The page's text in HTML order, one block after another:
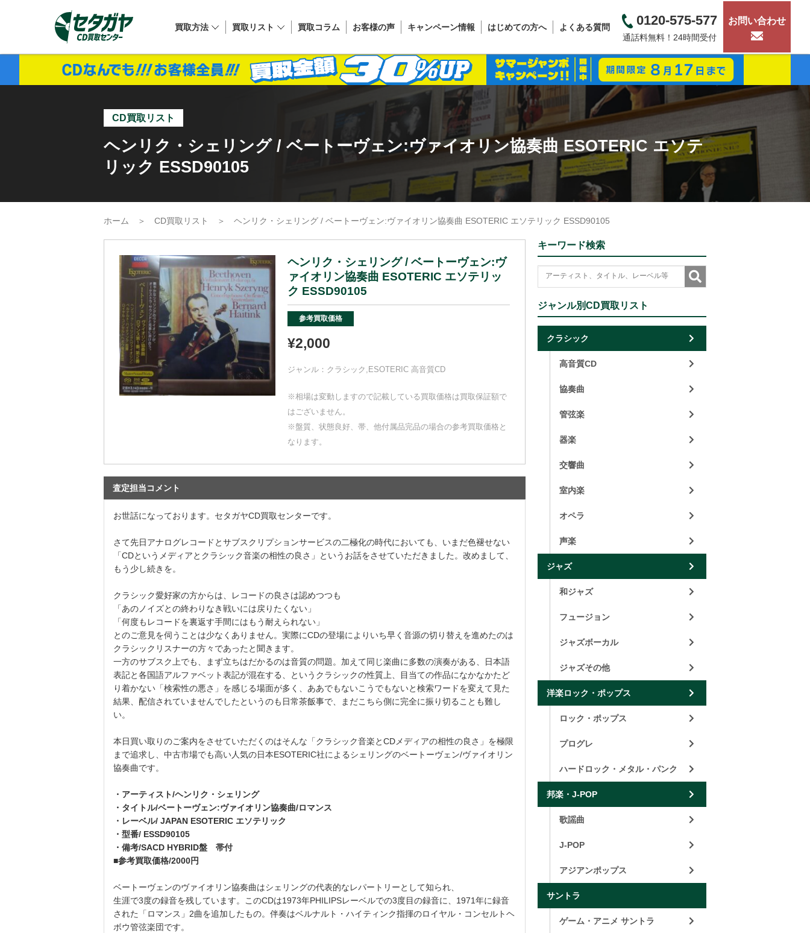
買取方法 買取リスト 買取コラム お客様の声 キャンペーン情報 はじめての方へ よくある質問 0120-575-577
通話料無料！24時間受付
お問い合わせ
CD買取リスト
ヘンリク・シェリング / ベートーヴェン:ヴァイオリン協奏曲 ESOTERIC エソテ
リック ESSD90105
ホーム ＞ CD買取リスト ＞ ヘンリク・シェリング / ベートーヴェン:ヴァイオリン協奏曲 ESOTERIC エソテリック ESSD90105
ヘンリク・シェリング / ベートーヴェン:ヴ
ァイオリン協奏曲 ESOTERIC エソテリッ
ク ESSD90105
参考買取価格
¥2,000
ジャンル： クラシック , ESOTERIC 高音質CD
※相場は変動しますので記載している買取価格は買取保証額で
はございません。
※盤質、状態良好、帯、他付属品完品の場合の参考買取価格と
なります。
査定担当コメント
お世話になっております。セタガヤCD買取センターです。
さて先日アナログレコードとサブスクリプションサービスの二極化の時代においても、いまだ色褪せない
「CDというメディアとクラシック音楽の相性の良さ」というお話をさせていただきました。改めまして、
もう少し続きを。
クラシック愛好家の方からは、レコードの良さは認めつつも
「あのノイズとの終わりなき戦いには戻りたくない」
「何度もレコードを裏返す手間にはもう耐えられない」
とのご意見を伺うことは少なくありません。実際にCDの登場によりいち早く音源の切り替えを進めたのは
クラシックリスナーの方々であったと聞きます。
一方のサブスク上でも、まず立ちはだかるのは音質の問題。加えて同じ楽曲に多数の演奏がある、日本語
表記と各国語アルファベット表記が混在する、というクラシックの性質上、目当ての作品になかなかたど
り着かない「検索性の悪さ」を感じる場面が多く、ああでもないこうでもないと検索ワードを変えて見た
結果、配信されていませんでしたというのも日常茶飯事で、まだこちら側に完全に振り切ることも難し
い。
本日買い取りのご案内をさせていただくのはそんな「クラシック音楽とCDメディアの相性の良さ」を極限
まで追求し、中古市場でも高い人気の日本ESOTERIC社によるシェリングのベートーヴェン/ヴァイオリン
協奏曲です。
・アーティスト/ヘンリク・シェリング
・タイトル/ベートーヴェン:ヴァイオリン協奏曲/ロマンス
・レーベル/ JAPAN ESOTERIC エソテリック
・型番/ ESSD90105
・備考/SACD HYBRID盤 帯付
■参考買取価格/2000円
ベートーヴェンのヴァイオリン協奏曲はシェリングの代表的なレパートリーとして知られ、
生涯で3度の録音を残しています。このCDは1973年PHILIPSレーベルでの3度目の録音に、1971年に録音
された「ロマンス」2曲を追加したもの。伴奏はベルナルト・ハイティンク指揮のロイヤル・コンセルトヘ
ボウ管弦楽団です。
キーワード検索
ジャンル別CD買取リスト
クラシック
高音質CD
協奏曲
管弦楽
器楽
交響曲
室内楽
オペラ
声楽
ジャズ
和ジャズ
フュージョン
ジャズボーカル
ジャズその他
洋楽ロック・ポップス
ロック・ポップス
プログレ
ハードロック・メタル・パンク
邦楽・J-POP
歌謡曲
J-POP
アジアンポップス
サントラ
ゲーム・アニメ サントラ